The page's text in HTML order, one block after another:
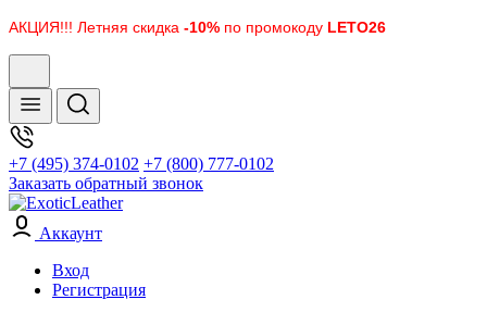
АКЦИЯ!!! Летняя скидка -10% по промокоду LETO26
+7 (495) 374-0102 +7 (800) 777-0102
Заказать обратный звонок
Аккаунт
Вход
Регистрация